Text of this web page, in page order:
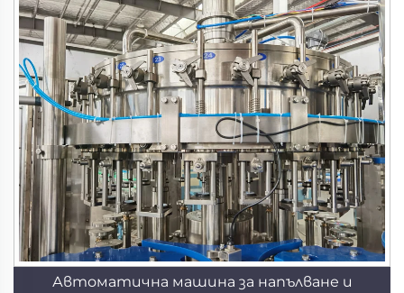
Автоматична машина за напълване и